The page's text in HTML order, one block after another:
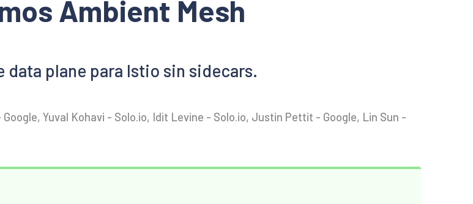
Ambient Mesh
data plane para Istio sin sidecars.
Yuval Kohavi - Solo.io, Idit Levine - Solo.io, Justin Pettit - Google, Lin Sun -